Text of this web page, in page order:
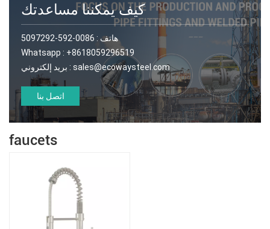
كيف يمكننا مساعدتك
هاتف : 0086-592-5097292
Whatsapp : +8618059296519
بريد إلكتروني : sales@ecowaysteel.com
اتصل بنا
faucets